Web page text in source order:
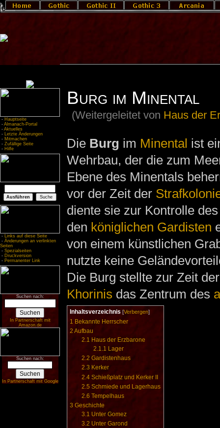
- Hauptseite
- Almanach-Portal
- Aktuelles
- Letzte Änderungen
- Mitmachen
- Zufällige Seite
- Hilfe
- Links auf diese Seite
- Änderungen an verlinkten
Seiten
- Spezialseiten
- Druckversion
- Permanenter Link
Suchen nach:
In Partnerschaft mit
Amazon.de
Suchen nach:
In Partnerschaft mit Google
Burg im Minental
(Weitergeleitet von Haus der
Die Burg im Minental ist
Wehrbau, der die zum
Ebene des Minentals
vor der Zeit der
diente sie zur Kontrolle
den königlichen Gardisten
von einem künstlichen
nutzte keine
Die Burg stellte zur Zeit
Khorinis das Zentrum des
Inhaltsverzeichnis [Verbergen]
1 Bekannte Herrscher
2 Aufbau
2.1 Haus der Erzbarone
2.1.1 Lager
2.2 Gardistenhaus
2.3 Kerker
2.4 Schießplatz und Kerker II
2.5 Schmiede und Lagerhaus
2.6 Tempelhaus
3 Geschichte
3.1 Unter Gomez
3.2 Unter Garond